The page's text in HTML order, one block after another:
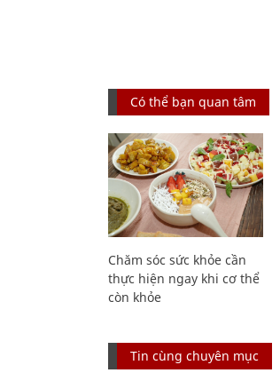
Có thể bạn quan tâm
Chăm sóc sức khỏe cần
thực hiện ngay khi cơ thể
còn khỏe
Tin cùng chuyên mục